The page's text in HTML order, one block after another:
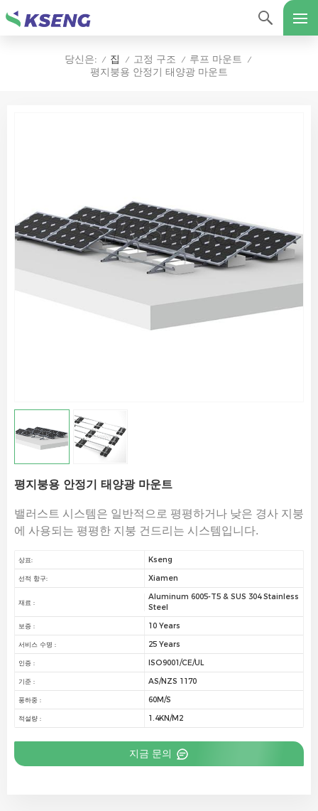
당신은: / 집 / 고정 구조 / 루프 마운트 /
평지붕용 안정기 태양광 마운트
평지붕용 안정기 태양광 마운트
밸러스트 시스템은 일반적으로 평평하거나 낮은 경사 지붕
에 사용되는 평평한 지붕 건드리는 시스템입니다.
상표: Kseng
선적 항구: Xiamen
재료 :
Aluminum 6005-T5 & SUS 304 Stainless
Steel
보증 : 10 Years
서비스 수명 : 25 Years
인증 : ISO9001/CE/UL
기준 : AS/NZS 1170
풍하중 : 60M/S
적설량 : 1.4KN/M2
지금 문의